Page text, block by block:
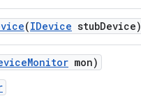
(IDevice stubDevice)
Monitor mon)